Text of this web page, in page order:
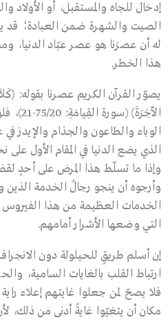
إدخال للجاه والمستقبل، أو الأولاد
الصيت والشهرة ضمن العبادة؛ قد
له أن عصرَنا هو عصر عبّاد الدنيا،
هذا الخطر.
يصوّر القرآن الكريم عصرنا بقوله:
الآخِرَةَ﴾
(سورة
الوباء والطاعون والجذام والإيدز
الذي يضع الدنيا في المقام الأول
وإذا ما تسلّط هذا المرض على أحدٍ
وأرجوه أن ينجو رجالُ الخدمة الذين
الخدمات العظيمة من هذا الفيروس
التي وضعها الأشرار أمامهم.
إن أسلم طريقٍ للحيلولة دون
ارتباط القلب بالغايات السامية،
فلا يصحّ لمن جعلوا غايتهم إعلاء
مكان أن يتغيّوا غايةً أدنى من ذلك،